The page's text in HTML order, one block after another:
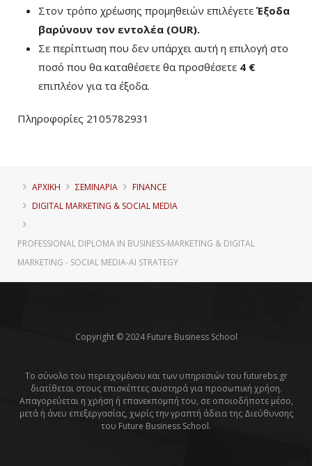
Στον τρόπο χρέωσης προμηθειών επιλέγετε Έξοδα
βαρύνουν τον εντολέα (ΟUR).
Σε περίπτωση που δεν υπάρχει αυτή η επιλογή στο
ποσό που θα καταθέσετε θα προσθέσετε 4 €
επιπλέον για τα έξοδα.
Πληροφορίες 2105782931
ΑΡΧΙΚΗ ΣΕΜΙΝΑΡΙΑ
FINANCE
DIGITAL MARKETING & SOCIAL MEDIA
PROFESSIONAL DIPLOMA IN BUSINESS-MARKETING & DIGITAL
MARKETING - SOCIAL MEDIΑ-AI STRATEGY
Copyright © 2024 Future Business School
Το σύνολο του περιεχομένου και των υπηρεσιών του futurebs.gr
διατίθεται στους επισκέπτες αυστηρά για προσωπική χρήση.
Απαγορεύεται η χρήση ή επανεκπομπή του, σε οποιοδήποτε μέσο,
μετά ή άνευ επεξεργασίας, χωρίς την γραπτή άδεια της Διεύθυνσης
του Future Business School.